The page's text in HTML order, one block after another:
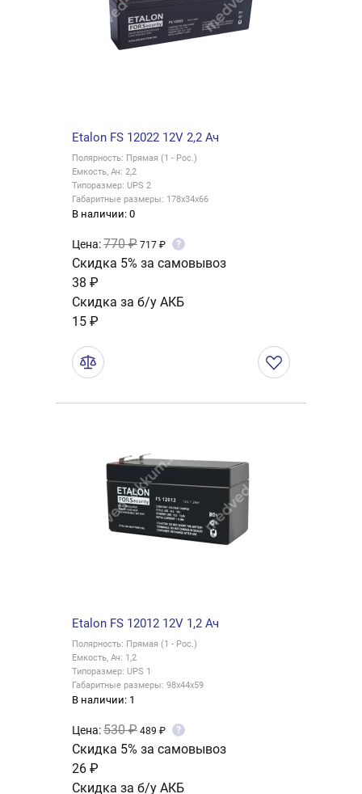
Etalon FS 12022 12V 2,2 Ач
Полярность: Прямая (1 - Рос.)
Емкость, Ач: 2,2
Типоразмер: UPS 2
Габаритные размеры: 178x34x66
В наличии: 0
Цена:770 ₽ 717 ₽ ?
Скидка 5% за самовывоз
38 ₽
Скидка за б/у АКБ
15 ₽
Etalon FS 12012 12V 1,2 Ач
Полярность: Прямая (1 - Рос.)
Емкость, Ач: 1,2
Типоразмер: UPS 1
Габаритные размеры: 98x44x59
В наличии: 1
Цена:530 ₽ 489 ₽ ?
Скидка 5% за самовывоз
26 ₽
Скидка за б/у АКБ